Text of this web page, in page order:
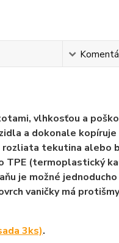
vlhkosťou a
a dokonale
rozliata tekutina alebo
TPE (termoplastický
je možné
vaničky má
3ks).